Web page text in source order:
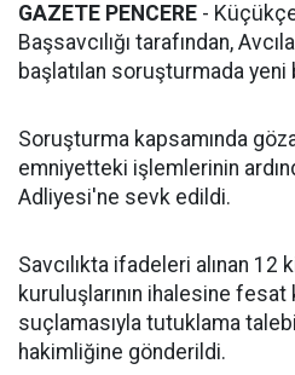
GAZETE PENCERE -
Başsavcılığı tarafından,
başlatılan soruşturmada yeni
Soruşturma kapsamında
emniyetteki işlemlerinin
Adliyesi'ne sevk edildi.
Savcılıkta ifadeleri alınan 12
kuruluşlarının ihalesine fesat
suçlamasıyla tutuklama
hakimliğine gönderildi.